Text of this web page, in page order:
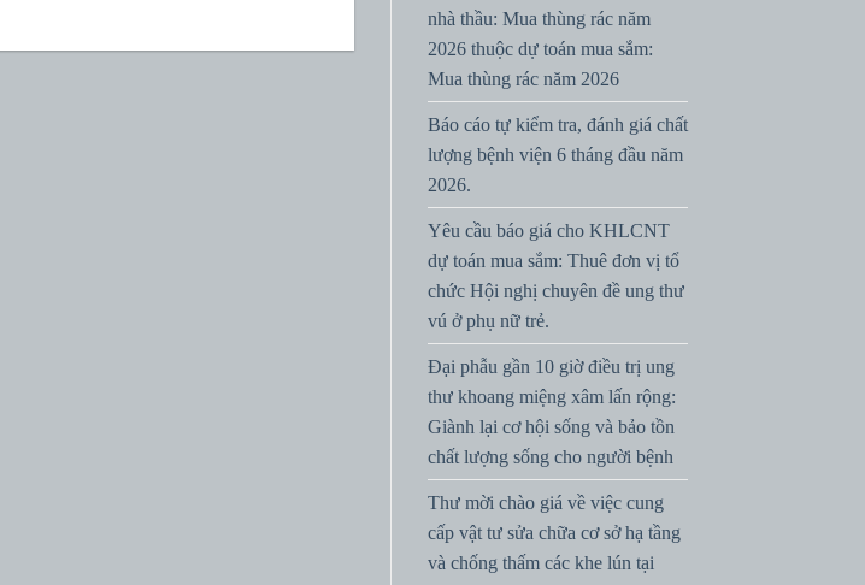
nhà thầu: Mua thùng rác năm
2026 thuộc dự toán mua sắm:
Mua thùng rác năm 2026
Báo cáo tự kiểm tra, đánh giá chất
lượng bệnh viện 6 tháng đầu năm
2026.
Yêu cầu báo giá cho KHLCNT
dự toán mua sắm: Thuê đơn vị tổ
chức Hội nghị chuyên đề ung thư
vú ở phụ nữ trẻ.
Đại phẫu gần 10 giờ điều trị ung
thư khoang miệng xâm lấn rộng:
Giành lại cơ hội sống và bảo tồn
chất lượng sống cho người bệnh
Thư mời chào giá về việc cung
cấp vật tư sửa chữa cơ sở hạ tầng
và chống thấm các khe lún tại